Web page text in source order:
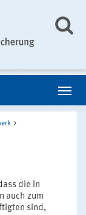
die in
auch zum
sind,